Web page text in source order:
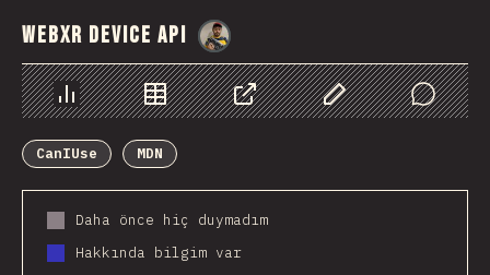
WebXR Device API
Chart Data Share Customize Data
Comments
CanIUse
MDN
Daha önce hiç duymadım
Hakkında bilgim var